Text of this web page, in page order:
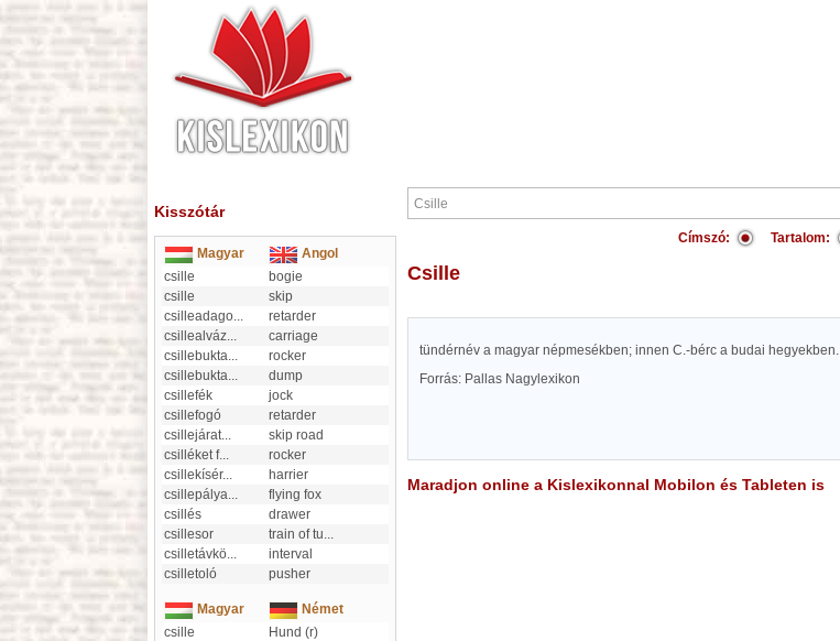
Kisszótár
Magyar
Angol
csille
bogie
csille
skip
csilleadago...
retarder
csillealváz...
carriage
csillebukta...
rocker
csillebukta...
dump
csillefék
jock
csillefogó
retarder
csillejárat...
skip road
csilléket f...
rocker
csillekísér...
harrier
csillepálya...
flying fox
csillés
drawer
csillesor
train of tu...
csilletávkö...
interval
csilletoló
pusher
Magyar
Német
csille
Hund (r)
Címszó: Tartalom:
Csille
tündérnév a magyar népmesékben; innen C.-bérc a budai hegyekben.
Forrás: Pallas Nagylexikon
Maradjon online a Kislexikonnal Mobilon és Tableten is